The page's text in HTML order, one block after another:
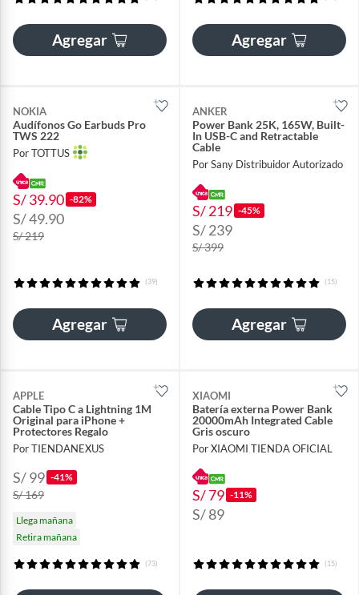
Agregar Agregar
NOKIA
Audífonos Go Earbuds Pro
TWS 222
Por TOTTUS
S/ 39.90 -82%
S/ 49.90
S/ 219
(39)
Agregar
ANKER
Power Bank 25K, 165W, Built-
In USB-C and Retractable
Cable
Por Sany Distribuidor Autorizado
S/ 219 -45%
S/ 239
S/ 399
(15)
Agregar
APPLE
Cable Tipo C a Lightning 1M
Original para iPhone +
Protectores Regalo
Por TIENDANEXUS
S/ 99 -41%
S/ 169
Llega mañana
Retira mañana
(73)
XIAOMI
Batería externa Power Bank
20000mAh Integrated Cable
Gris oscuro
Por XIAOMI TIENDA OFICIAL
S/ 79 -11%
S/ 89
(15)